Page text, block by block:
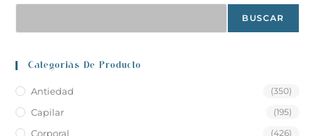
BUSCAR
Categoriás De Producto
Antiedad (350)
Capilar (195)
Corporal (426)